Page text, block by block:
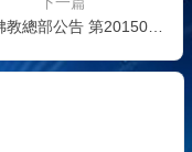
世界佛教總部公告 第20150107號